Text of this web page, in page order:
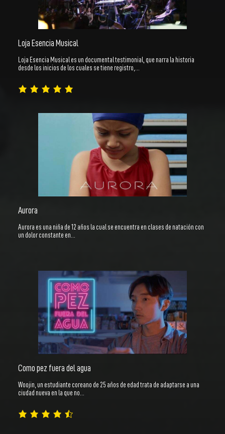
Loja Esencia Musical
Loja Esencia Musical es un documental testimonial, que narra la historia
desde los inicios de los cuales se tiene registro,…
Aurora
Aurora es una niña de 12 años la cual se encuentra en clases de natación con
un dolor constante en…
Como pez fuera del agua
Woojin, un estudiante coreano de 25 años de edad trata de adaptarse a una
ciudad nueva en la que no…